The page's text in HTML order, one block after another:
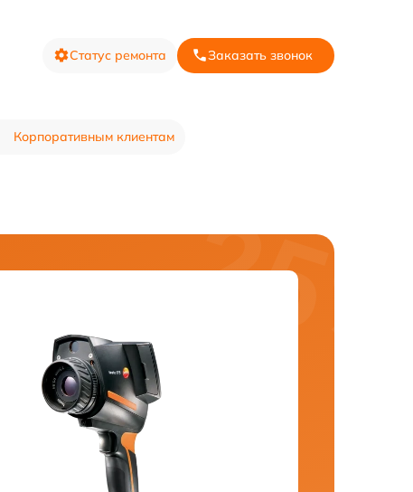
Статус ремонта Заказать звонок
Корпоративным клиентам